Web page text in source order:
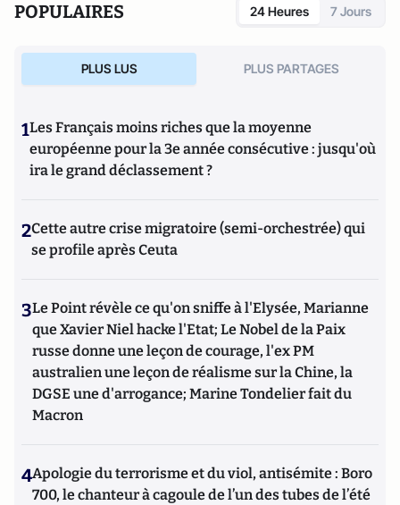
POPULAIRES 24 Heures 7 Jours
PLUS LUS PLUS PARTAGES
1Les Français moins riches que la moyenne
européenne pour la 3e année consécutive : jusqu'où
ira le grand déclassement ?
2Cette autre crise migratoire (semi-orchestrée) qui
se profile après Ceuta
3Le Point révèle ce qu'on sniffe à l'Elysée, Marianne
que Xavier Niel hacke l'Etat; Le Nobel de la Paix
russe donne une leçon de courage, l'ex PM
australien une leçon de réalisme sur la Chine, la
DGSE une d'arrogance; Marine Tondelier fait du
Macron
4Apologie du terrorisme et du viol, antisémite : Boro
700, le chanteur à cagoule de l’un des tubes de l’été